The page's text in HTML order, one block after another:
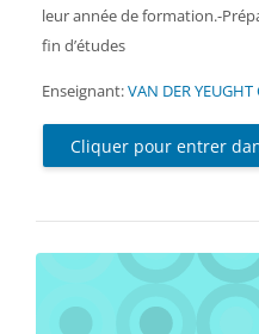
leur année de formation.-
fin d’études
Enseignant:VAN DER
Cliquer pour entrer